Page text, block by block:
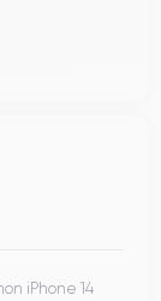
iPhone 14